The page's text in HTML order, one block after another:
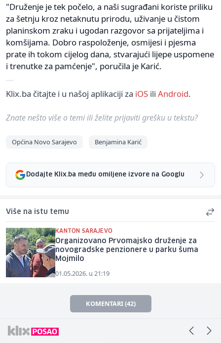
"Druženje je tek počelo, a naši sugrađani koriste priliku
za šetnju kroz netaknutu prirodu, uživanje u čistom
planinskom zraku i ugodan razgovor sa prijateljima i
komšijama. Dobro raspoloženje, osmijesi i pjesma
prate ih tokom cijelog dana, stvarajući lijepe uspomene
i trenutke za pamćenje", poručila je Karić.
Klix.ba čitajte i u našoj aplikaciji za iOS ili Android.
Znate nešto više o temi ili želite prijaviti grešku u tekstu?
Općina Novo Sarajevo Benjamina Karić
Dodajte Klix.ba među omiljene izvore na Googlu
Više na istu temu
KANTON SARAJEVO
Organizovano Prvomajsko druženje za
novogradske penzionere u parku šuma
Mojmilo
01.05.2026. u 21:19
KOMENTARI (42)